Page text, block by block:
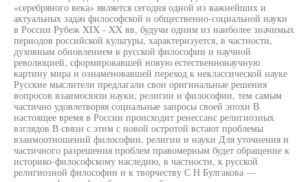
«серебряного века» является сегодня одной из важнейших и
актуальных задач философской и общественно-социальной науки
в России Рубеж XIX - XX вв, будучи одним из наиболее значимых
периодов российской культуры, характеризуется, в частности,
духовным обновлением в русской философии и научной
революцией, сформировавшей новую естественнонаучную
картину мира и ознаменовавшей переход к неклассической науке
Русские мыслители предлагали свои оригинальные решения
вопросов взаимосвязи науки, религии и философии, тем самым
частично удовлетворяя социальные запросы своей эпохи В
настоящее время в России происходит ренессанс религиозных
взглядов В связи с этим с новой остротой встают проблемы
взаимоотношений философии, религии и науки Для уточнения и
частичного разрешения проблем правомерным будет обращение к
историко-философскому наследию, в частности, к русской
религиозной философии и к творчеству С Н Булгакова —